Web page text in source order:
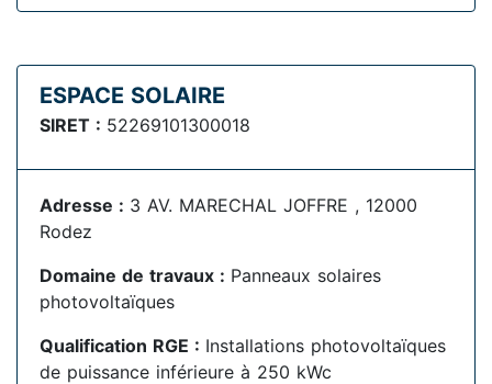
ESPACE SOLAIRE
SIRET : 52269101300018
Adresse : 3 AV. MARECHAL JOFFRE , 12000
Rodez
Domaine de travaux : Panneaux solaires
photovoltaïques
Qualification RGE : Installations photovoltaïques
de puissance inférieure à 250 kWc